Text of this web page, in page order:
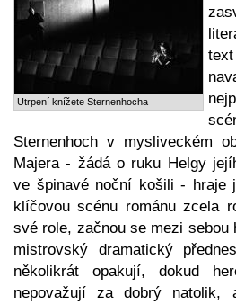
Utrpení knížete Sternenhocha
Sternenhoch v mysliveckém
Majera - žádá o ruku Helgy
ve špinavé noční košili - hraje
klíčovou scénu románu zcela
své role, začnou se mezi
mistrovský dramatický
několikrát opakují, dokud
nepovažují za dobrý natolik,